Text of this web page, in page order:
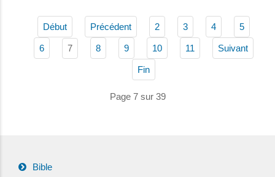
Début Précédent 2 3 4 5
6 7 8 9 10 11 Suivant
Fin
Page 7 sur 39
Bible